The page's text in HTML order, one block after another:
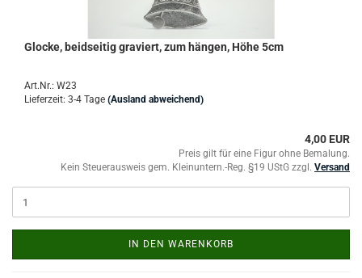
Glocke, beidseitig graviert, zum hängen, Höhe 5cm
Art.Nr.: W23
Lieferzeit: 3-4 Tage (Ausland abweichend)
4,00 EUR
Preis gilt für eine Figur ohne Bemalung.
Kein Steuerausweis gem. Kleinuntern.-Reg. §19 UStG zzgl. Versand
IN DEN WARENKORB